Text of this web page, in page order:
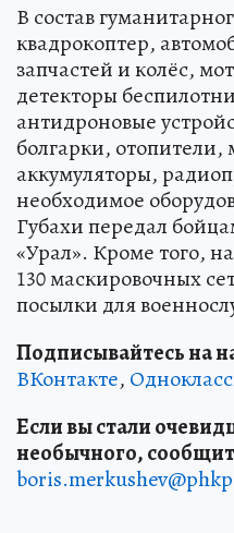
В состав
квадрокоптер,
запчастей и колёс,
детекторы
антидроновые
болгарки,
аккумуляторы,
необходимое
Губахи передал
«Урал». Кроме того,
130 маскировочных
посылки для
Подписывайтесь на
ВКонтакте,
Если вы стали
необычного,